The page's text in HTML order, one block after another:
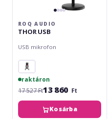
ROQ AUDIO
THOR USB
USB mikrofon
raktáron
17 527 Ft13 860 Ft
Kosárba